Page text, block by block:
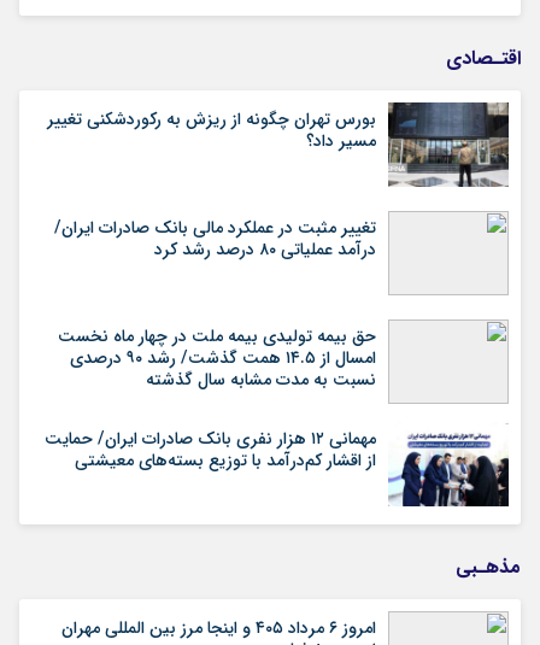
اقتـصادی
بورس تهران چگونه از ریزش به رکوردشکنی تغییر
مسیر داد؟
تغییر مثبت در عملکرد مالی بانک صادرات ایران/
درآمد عملیاتی ۸۰ درصد رشد کرد
حق بیمه تولیدی بیمه ملت در چهار ماه نخست
امسال از ۱۴.۵ همت گذشت/ رشد ۹۰ درصدی
نسبت به مدت مشابه سال گذشته
مهمانی ۱۲ هزار نفری بانک صادرات ایران/ حمایت
از اقشار کم‌درآمد با توزیع بسته‌های معیشتی
مذهـبی
امروز ۶ مرداد ۴۰۵ و اینجا مرز بین المللی مهران